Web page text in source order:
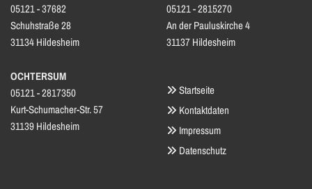
05121 - 37682
Schuhstraße 28
31134 Hildesheim
05121 - 2815270
An der Pauluskirche 4
31137 Hildesheim
OCHTERSUM
05121 - 2817350
Kurt-Schumacher-Str. 57
31139 Hildesheim
 Startseite
 Kontaktdaten
 Impressum
 Datenschutz